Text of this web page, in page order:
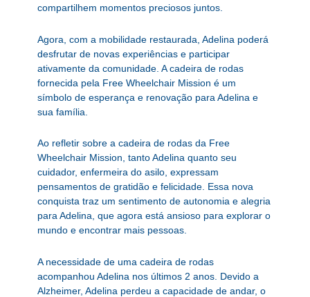
compartilhem momentos preciosos juntos.
Agora, com a mobilidade restaurada, Adelina poderá
desfrutar de novas experiências e participar
ativamente da comunidade. A cadeira de rodas
fornecida pela Free Wheelchair Mission é um
símbolo de esperança e renovação para Adelina e
sua família.
Ao refletir sobre a cadeira de rodas da Free
Wheelchair Mission, tanto Adelina quanto seu
cuidador, enfermeira do asilo, expressam
pensamentos de gratidão e felicidade. Essa nova
conquista traz um sentimento de autonomia e alegria
para Adelina, que agora está ansioso para explorar o
mundo e encontrar mais pessoas.
A necessidade de uma cadeira de rodas
acompanhou Adelina nos últimos 2 anos. Devido a
Alzheimer, Adelina perdeu a capacidade de andar, o